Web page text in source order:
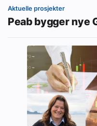
Aktuelle prosjekter
Peab bygger nye